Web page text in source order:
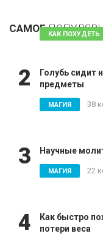
САМОЕ КАК ПОХУДЕТЬ
2
Голубь сидит
предметы
МАГИЯ 38
3 Научные
МАГИЯ 22
4
Как быстро
потери веса